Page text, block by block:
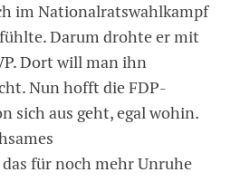
im Nationalratswahlkampf
Darum drohte er mit
Dort will man ihn
Nun hofft die FDP-
sich aus geht, egal wohin.
für noch mehr Unruhe